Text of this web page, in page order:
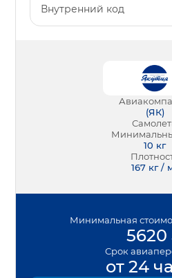
Внутренний код
(ЯК)
10 кг
167 кг /
Минимальная
5620
Срок
от 24